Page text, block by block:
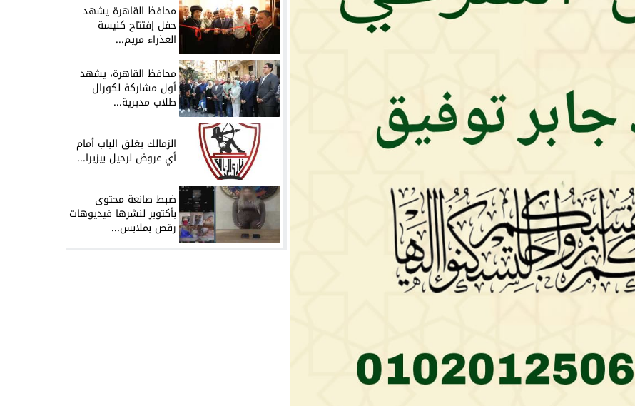
محافظ القاهرة يشهد
حفل إفتتاح كنيسة
العذراء مريم...
محافظ القاهرة، يشهد
أول مشاركة لكورال
طلاب مديرية...
الزمالك يغلق الباب أمام
أي عروض لرحيل بيزيرا...
ضبط صانعة محتوى
بأكتوبر لنشرها فيديوهات
رقص بملابس...